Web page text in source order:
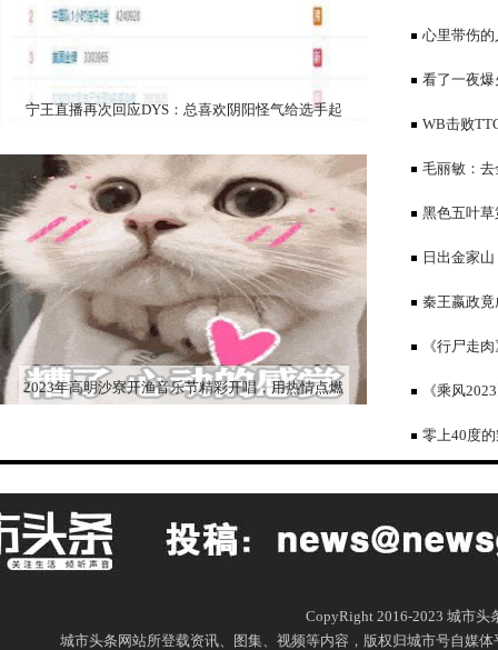
宁王直播再次回应DYS：总喜欢阴阳怪气给选手起
2023年高明沙寮开渔音乐节精彩开唱，用热情点燃
心里带伤
看了一夜
的辛酸，都
WB击败
车，AG迎来
毛丽敏：
黑色五叶
再次突破极
日出金家山
秦王嬴政竟
料片“反转”
《行尸走
《乘风
始人谢娜成
零上40度
CopyRight 2016-2023 城市头
城市头条网站所登载资讯、图集、视频等内容，版权归城市号自媒